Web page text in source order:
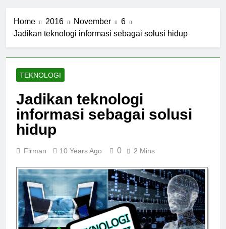
Home 2016 November
6
Jadikan teknologi informasi sebagai solusi hidup
TEKNOLOGI
Jadikan teknologi
informasi sebagai solusi
hidup
Firman 10 Years Ago 0 2 Mins